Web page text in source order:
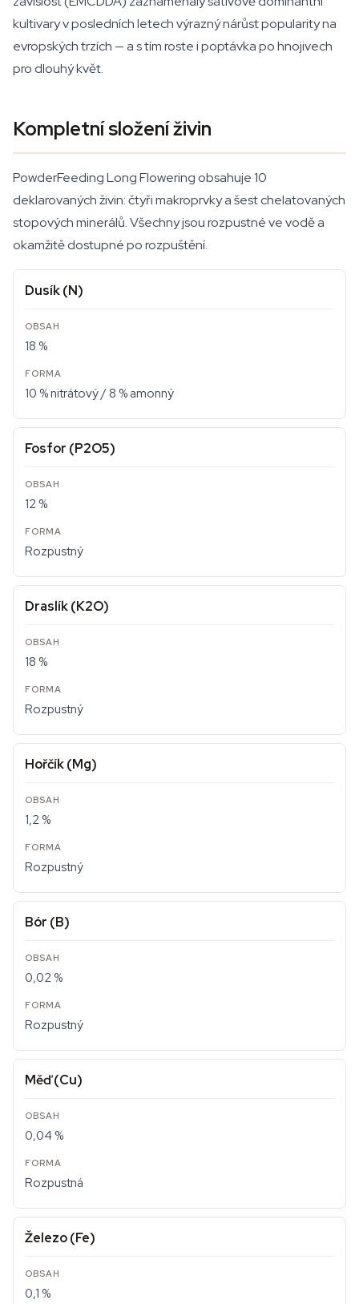
kultivary v posledních letech výrazný nárůst popularity na
evropských trzích — a s tím roste i poptávka po hnojivech
pro dlouhý květ.
Kompletní složení živin
PowderFeeding Long Flowering obsahuje 10
deklarovaných živin: čtyři makroprvky a šest chelatovaných
stopových minerálů. Všechny jsou rozpustné ve vodě a
okamžitě dostupné po rozpuštění.
Dusík (N)
18 %
10 % nitrátový / 8 % amonný
Fosfor (P2O5)
12 %
Rozpustný
Draslík (K2O)
18 %
Rozpustný
Hořčík (Mg)
1,2 %
Rozpustný
Bór (B)
0,02 %
Rozpustný
Měď (Cu)
0,04 %
Rozpustná
Železo (Fe)
0,1 %